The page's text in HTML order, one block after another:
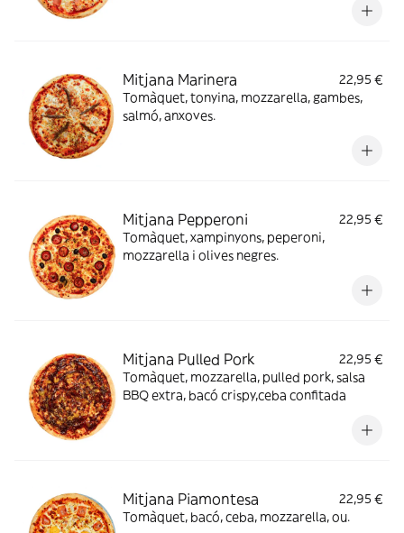
Mitjana Marinera
22,95 €
Tomàquet, tonyina, mozzarella, gambes,
salmó, anxoves.
Mitjana Pepperoni
22,95 €
Tomàquet, xampinyons, peperoni,
mozzarella i olives negres.
Mitjana Pulled Pork
22,95 €
Tomàquet, mozzarella, pulled pork, salsa
BBQ extra, bacó crispy,ceba confitada
Mitjana Piamontesa
22,95 €
Tomàquet, bacó, ceba, mozzarella, ou.